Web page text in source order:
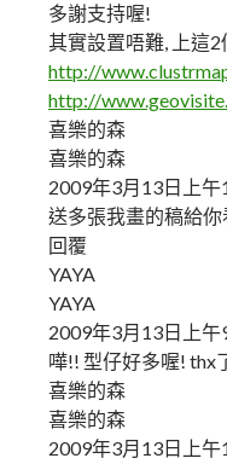
多謝支持喔!
其實設置唔難, 上這
http://
http://
喜樂的森
喜樂的森
2009年3月13日上午
送多張我畫的稿給你
回覆
YAYA
YAYA
2009年3月13日上午
嘩!! 型仔好多喔! thx
喜樂的森
喜樂的森
2009年3月13日上午